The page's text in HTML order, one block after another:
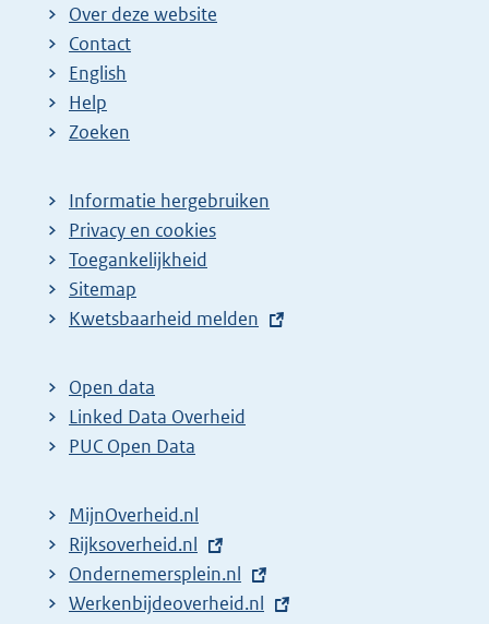
Over deze website
Contact
English
Help
Zoeken
Informatie hergebruiken
Privacy en cookies
Toegankelijkheid
Sitemap
E
t
e
r
l
i
n
k
Kwetsbaarheid melden
Open data
Linked Data Overheid
PUC Open Data
MijnOverheid.nl
E
x
t
Rijksoverheid.nl
E
x
Ondernemersplein.nl
E
Werkenbijdeoverheid.nl